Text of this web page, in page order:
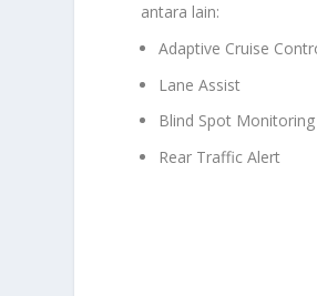
antara lain:
Adaptive Cruise
Lane Assist
Blind Spot Monitoring
Rear Traffic Alert